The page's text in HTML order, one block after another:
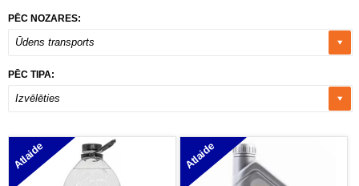
PĒC NOZARES:
Ūdens transports
PĒC TIPA:
Izvēlēties
Atlaide Atlaide